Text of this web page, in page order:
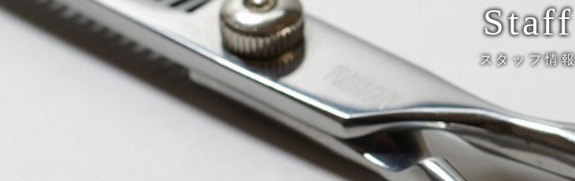
Staff
スタッフ情報